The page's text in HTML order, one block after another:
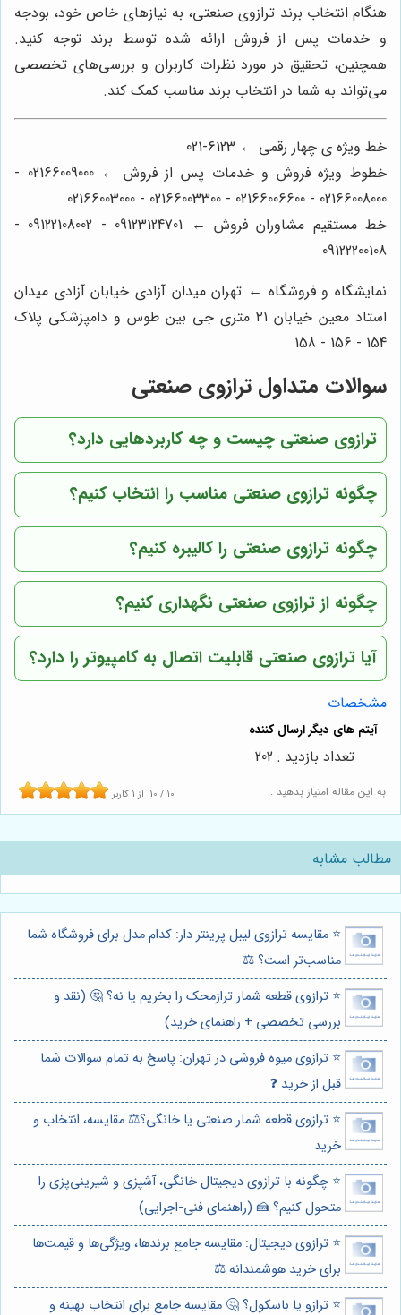
هنگام انتخاب برند ترازوی صنعتی، به نیازهای خاص خود، بودجه
و خدمات پس از فروش ارائه شده توسط برند توجه کنید.
همچنین، تحقیق در مورد نظرات کاربران و بررسی‌های تخصصی
می‌تواند به شما در انتخاب برند مناسب کمک کند.
خط ویژه ی چهار رقمی ← 6123-021
خطوط ویژه فروش و خدمات پس از فروش ← 02166009000 -
02166008000 - 02166006600 - 02166003300 - 02166003000
خط مستقیم مشاوران فروش ← 09123124701 - 09122108002 -
09122200108
نمایشگاه و فروشگاه ← تهران میدان آزادی خیابان آزادی میدان
استاد معین خیابان ۲۱ متری جی بین طوس و دامپزشکی پلاک
154 - 156 - 158
سوالات متداول ترازوی صنعتی
ترازوی صنعتی چیست و چه کاربردهایی دارد؟
چگونه ترازوی صنعتی مناسب را انتخاب کنیم؟
چگونه ترازوی صنعتی را کالیبره کنیم؟
چگونه از ترازوی صنعتی نگهداری کنیم؟
آیا ترازوی صنعتی قابلیت اتصال به کامپیوتر را دارد؟
مشخصات
به این مقاله امتیاز بدهید : 10 / 10 از1 کاربر
تعداد بازدید : 202
مطالب مشابه
⭐️ مقایسه ترازوی لیبل پرینتر دار: کدام مدل برای فروشگاه شما
مناسب‌تر است؟ ⚖️
⭐️ ترازوی قطعه شمار ترازمحک را بخریم یا نه؟ 🤔 (نقد و
بررسی تخصصی + راهنمای خرید)
⭐️ ترازوی میوه فروشی در تهران: پاسخ به تمام سوالات شما
قبل از خرید ❓
⭐️ ترازوی قطعه شمار صنعتی یا خانگی؟⚖️ مقایسه، انتخاب و
خرید
⭐️ چگونه با ترازوی دیجیتال خانگی، آشپزی و شیرینی‌پزی را
متحول کنیم؟ 🍰 (راهنمای فنی-اجرایی)
⭐️ ترازوی دیجیتال: مقایسه جامع برندها، ویژگی‌ها و قیمت‌ها
برای خرید هوشمندانه ⚖️
⭐️ ترازو یا باسکول؟ 🤔 مقایسه جامع برای انتخاب بهینه و